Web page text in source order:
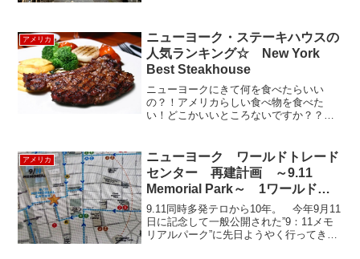
ーム・トゥ・テーブル・レストランで
す。アメリカン...
アメリカ
ニューヨーク・ステーキハウスの
人気ランキング☆ New York
Best Steakhouse
ニューヨークにきて何を食べたらいい
の？！アメリカらしい食べ物を食べた
い！どこかいいところないですか？？？
でも多いのが、「アメリカらしい ステ
ーキが食べれるレストランを教...
アメリカ
ニューヨーク ワールドトレード
センター 再建計画 ～9.11
Memorial Park～ 1ワールドト
レードセンターも完成間近！
9.11同時多発テロから10年。 今年9月11
日に記念して一般公開された”9：11メモ
リアルパーク”に先日ようやく行ってきま